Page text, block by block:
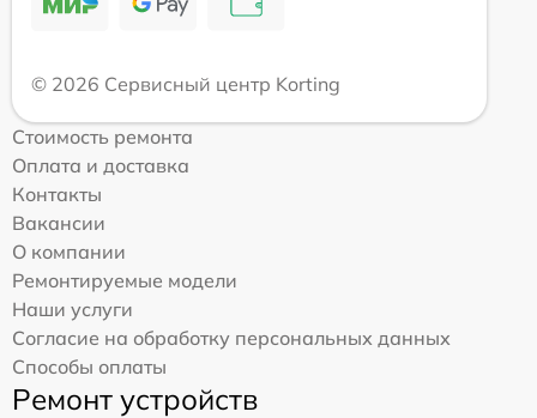
© 2026 Сервисный центр Korting
Стоимость ремонта
Оплата и доставка
Контакты
Вакансии
О компании
Ремонтируемые модели
Наши услуги
Согласие на обработку персональных данных
Способы оплаты
Ремонт устройств